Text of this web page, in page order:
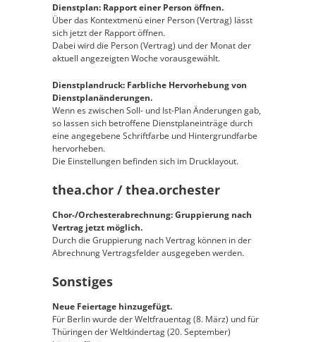
Dienstplan: Rapport einer Person öffnen.
Über das Kontextmenü einer Person (Vertrag) lässt
sich jetzt der Rapport öffnen.
Dabei wird die Person (Vertrag) und der Monat der
aktuell angezeigten Woche vorausgewählt.
Dienstplandruck: Farbliche Hervorhebung von
Dienstplanänderungen.
Wenn es zwischen Soll- und Ist-Plan Änderungen gab,
so lassen sich betroffene Dienstplaneinträge durch
eine angegebene Schriftfarbe und Hintergrundfarbe
hervorheben.
Die Einstellungen befinden sich im Drucklayout.
thea.chor / thea.orchester
Chor-/Orchesterabrechnung: Gruppierung nach
Vertrag jetzt möglich.
Durch die Gruppierung nach Vertrag können in der
Abrechnung Vertragsfelder ausgegeben werden.
Sonstiges
Neue Feiertage hinzugefügt.
Für Berlin wurde der Weltfrauentag (8. März) und für
Thüringen der Weltkindertag (20. September)